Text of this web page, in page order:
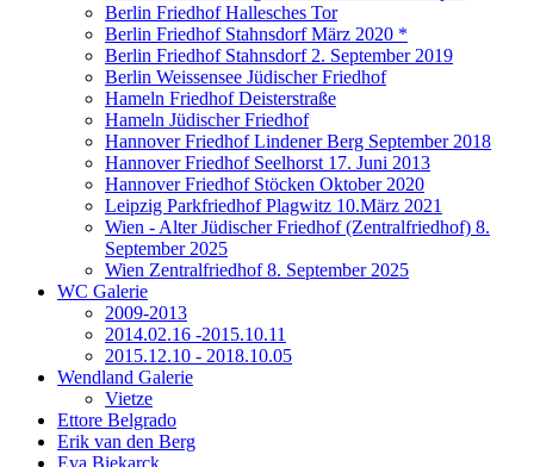
Berlin Friedhof Hallesches Tor
Berlin Friedhof Stahnsdorf März 2020 *
Berlin Friedhof Stahnsdorf 2. September 2019
Berlin Weissensee Jüdischer Friedhof
Hameln Friedhof Deisterstraße
Hameln Jüdischer Friedhof
Hannover Friedhof Lindener Berg September 2018
Hannover Friedhof Seelhorst 17. Juni 2013
Hannover Friedhof Stöcken Oktober 2020
Leipzig Parkfriedhof Plagwitz 10.März 2021
Wien - Alter Jüdischer Friedhof (Zentralfriedhof) 8.
September 2025
Wien Zentralfriedhof 8. September 2025
WC Galerie
2009-2013
2014.02.16 -2015.10.11
2015.12.10 - 2018.10.05
Wendland Galerie
Vietze
Ettore Belgrado
Erik van den Berg